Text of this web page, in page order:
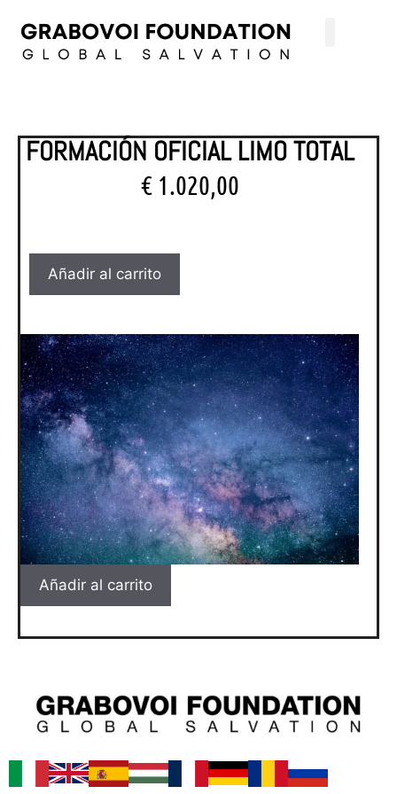
FORMACIÓN OFICIAL LIMO TOTAL
€ 1.020,00
Añadir al carrito
Añadir al carrito